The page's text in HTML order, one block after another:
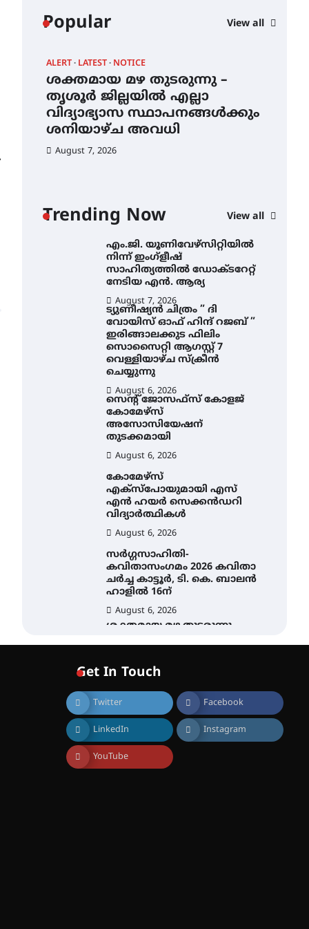
Popular View all
ALERT LATEST NOTICE
ശക്തമായ മഴ തുടരുന്നു –
തൃശൂർ ജില്ലയിൽ എല്ലാ
വിദ്യാഭ്യാസ സ്ഥാപനങ്ങൾക്കും
ശനിയാഴ്ച അവധി
August 7, 2026
Trending Now View all
എക്സ്പോയുമായി എസ്
August 6, 2026
സർഗ്ഗസാഹിതി-
കവിതാസംഗമം 2026 കവിതാ
ചർച്ച കാട്ടൂർ, ടി. കെ. ബാലൻ
ഹാളിൽ 16ന്
August 6, 2026
ശനിയാഴ്ച അവധി
എം.ജി. യൂണിവേഴ്‌സിറ്റിയിൽ
നിന്ന് ഇംഗ്ളീഷ്
സാഹിത്യത്തിൽ ഡോക്ടറേറ്റ്
നേടിയ എൻ. ആര്യ
August 7, 2026
ട്യുണീഷ്യൻ ചിത്രം ” ദി
വോയിസ് ഓഫ് ഹിന്ദ് റജബ് ”
ഇരിങ്ങാലക്കുട ഫിലിം
സൊസൈറ്റി ആഗസ്റ്റ് 7
വെള്ളിയാഴ്ച സ്‌ക്രീൻ
ചെയ്യുന്നു
August 6, 2026
സെന്റ് ജോസഫ്സ് കോളജ്
കോമേഴ്‌സ്
അസോസിയേഷന്
തുടക്കമായി
August 6, 2026
കോമേഴ്സ്
എക്സ്പോയുമായി എസ്
എൻ ഹയർ സെക്കൻഡറി
വിദ്യാർത്ഥികൾ
August 6, 2026
സർഗ്ഗസാഹിതി-
കവിതാസംഗമം 2026 കവിതാ
ചർച്ച കാട്ടൂർ, ടി. കെ. ബാലൻ
ഹാളിൽ 16ന്
August 6, 2026
ശക്തമായ മഴ തുടരുന്നു –
സ്ഥാപനങ്ങൾക്കും
ശനിയാഴ്ച അവധി
August 7, 2026
എം.ജി. യൂണിവേഴ്‌സിറ്റിയിൽ
നിന്ന് ഇംഗ്ളീഷ്
സാഹിത്യത്തിൽ ഡോക്ടറേറ്റ്
നേടിയ എൻ. ആര്യ
August 7, 2026
Get In Touch
Twitter Facebook
LinkedIn Instagram
YouTube